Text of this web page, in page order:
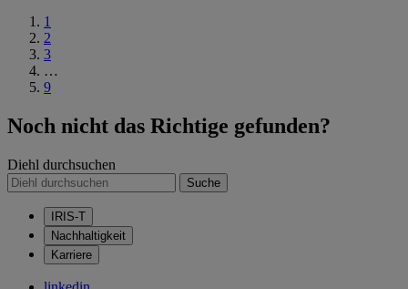
1
2
3
…
9
Noch nicht das Richtige gefunden?
Diehl durchsuchen
Suche
IRIS-T
Nachhaltigkeit
Karriere